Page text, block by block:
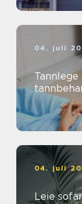
04. juli
04. juli
Leie